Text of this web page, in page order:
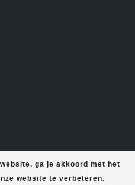
ga je akkoord met het
website te verbeteren.